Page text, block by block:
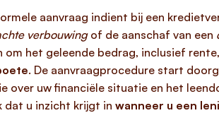
aanvraag indient bij een
verbouwingof de aanschaf van een
om het geleende bedrag, inclusief rente,
. De aanvraagprocedure start
over uw financiële situatie en het
dat u inzicht krijgt in wanneer u een